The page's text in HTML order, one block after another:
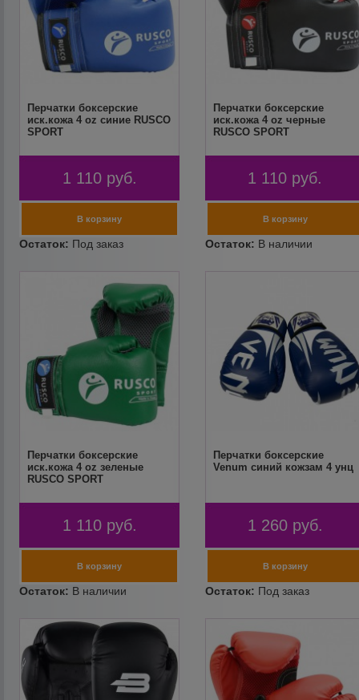
Перчатки боксерские
иск.кожа 4 oz синие RUSCO
SPORT
1 110 руб.
Перчатки боксерские
иск.кожа 4 oz черные
RUSCO SPORT
1 110 руб.
Перчатки боксерские
иск.кожа 4 oz зеленые
RUSCO SPORT
1 110 руб.
Перчатки боксерские
Venum синий кожзам 4 унц
1 260 руб.